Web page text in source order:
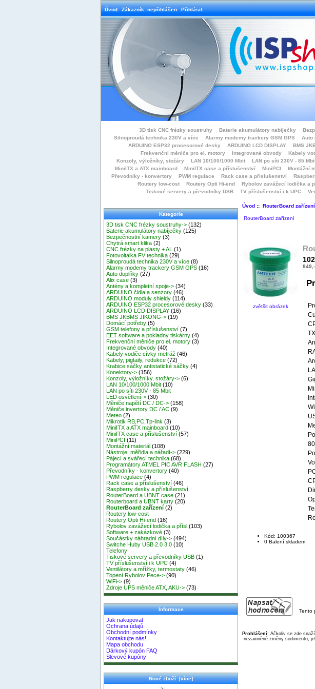
Úvod Zákazník: nepřihlášen Přihlásit
3D tisk CNC frézky soustruhy Baterie akumulátory nabíječky
Silnoproudá technika 230V a více
Alarmy modemy trackery GSM GPS Auto
ARDUINO ESP32 procesorové desky
ARDUINO LCD DISPLAY BMS
Frekvenční měniče pro el. motory
Integrované obvody Kabely
Konzoly, výložníky, stožáry
LAN 10/100/1000 Mbit LAN po síti 230V - 85
MiniITX a ATX mainboard
MiniITX case a příslušenství MiniPCI Montážní
Převodníky - konvertory
PWM regulace Rack case a příslušenství
Routery low-cost
Routery Opti Hi-end Rybolov zavážecí lodička a
Tiskové servery a převodníky USB
TV příslušenství i k UPC
Kategorie
3D tisk CNC frézky soustruhy-> (132)
Baterie akumulátory nabíječky (125)
Bezpečnostní kamery (3)
Chytrá smart klika (2)
CNC frézky na plasty + AL
(1)
Fotovoltaika FV technika (29)
Silnoproudá technika 230V a více (8)
Alarmy modemy trackery GSM GPS (16)
Auto doplňky (27)
Alix case (3)
Antény a kompletní spoje-> (34)
ARDUINO čidla a senzory (46)
ARDUINO moduly shieldy (114)
ARDUINO ESP32 procesorové desky (33)
ARDUINO LCD DISPLAY (16)
BMS JKBMS JIKONG-> (19)
Domácí potřeby (5)
GSM telefony a příslušenství (7)
EET software a pokladny tiskárny (4)
Frekvenční měniče pro el. motory (3)
Integrované obvody (40)
Kabely vodiče cívky metráž (46)
Kabely, pigtaily, redukce (72)
Krabice sáčky antistatické sáčky (4)
Konektory-> (156)
Konzoly, výložníky, stožáry-> (6)
LAN 10/100/1000 Mbit (10)
LAN po síti 230V - 85 Mbit
LED osvětlení-> (30)
Měniče napětí DC / DC-> (158)
Měniče invertory DC / AC (9)
Meteo (2)
Mikrotik RB,PC,Tp-link (3)
MiniITX a ATX mainboard (10)
MiniITX case a příslušenství (57)
MiniPCI (11)
Montážní materiál (108)
Nástroje, měřidla a nářadí-> (229)
Pájecí a svářecí technika (68)
Programátory ATMEL PIC AVR FLASH (27)
Převodníky - konvertory (40)
PWM regulace (4)
Rack case a příslušenství (46)
Raspberry desky a příslušenství
RouterBoard a UBNT case (21)
Routerboard a UBNT karty (20)
RouterBoard zařízení (2)
Routery low-cost
Routery Opti Hi-end (16)
Rybolov zavážecí lodička a přísl (103)
Software + zakázkové (3)
Součástky náhradní díly-> (494)
Switche Huby USB 2.0 3.0 (10)
Telefony
Tiskové servery a převodníky USB (1)
TV příslušenství i k UPC (4)
Ventilátory a mřížky, termostaty (46)
Topení Rybolov Pece-> (90)
WiFi-> (9)
Zdroje UPS měniče ATX, AKU-> (73)
Informace
Jak nakupovat
Ochrana údajů
Obchodní podmínky
Kontaktujte nás!
Mapa obchodu
Dárkový kupón FAQ
Slevové kupóny
Nové zboží [více]
Úvod:: RouterBoard zařízení
RouterBoard zařízení
zvětšit obrázek
Kód: 100367
0 Balení skladem
Tento
Prohlášení:Ačkoliv se zde
nezaviněné změny sortimentu,